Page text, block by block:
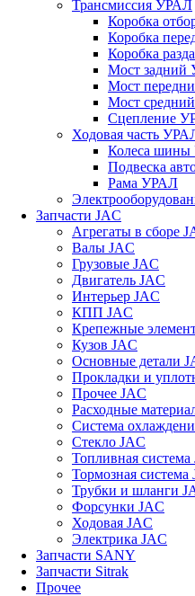
Трансмиссия УРАЛ
Коробка
Коробка
Коробка
Мост задний
Мост
Мост
Сцепление
Ходовая часть
Колеса
Подвеска
Рама УРАЛ
Запчасти JAC
Агрегаты в сборе
Валы JAC
Грузовые JAC
Двигатель JAC
Интерьер JAC
КПП JAC
Крепежные
Кузов JAC
Основные детали
Прокладки и
Прочее JAC
Расходные
Система
Стекло JAC
Топливная система
Тормозная система
Трубки и шланги
Форсунки JAC
Ходовая JAC
Электрика JAC
Запчасти SANY
Запчасти Sitrak
Прочее